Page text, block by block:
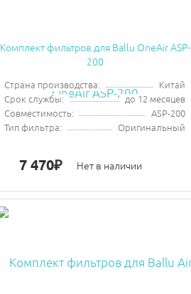
Комплект фильтров для Ballu OneAir ASP-
200
Страна производства:
Китай
Срок службы:
до 12 месяцев
Совместимость:
ASP-200
Тип фильтра:
Оригинальный
7 470₽ Нет в наличии